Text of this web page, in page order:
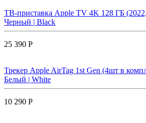
ТВ-приставка Apple TV 4K 128 ГБ
Черный | Black
25 390 Р
Трекер Apple AirTag 1st Gen (4шт в
Белый | White
10 290 Р